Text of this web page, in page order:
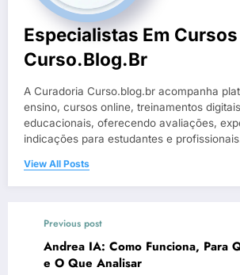
Especialistas Em Cursos |
Curso.blog.br
A Curadoria Curso.blog.br acompanha
ensino, cursos online, treinamentos
educacionais, oferecendo avaliações,
indicações para estudantes e
View All Posts
Previous post
Andrea IA: Como Funciona, Para
e O Que Analisar